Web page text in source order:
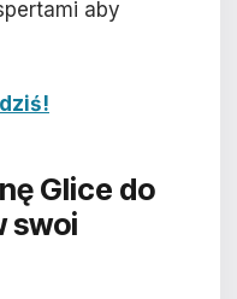
aby
Glice do
swoi